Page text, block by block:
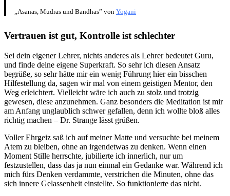
„Asanas, Mudras und Bandhas” von Yogani
Vertrauen ist gut, Kontrolle ist schlechter
Sei dein eigener Lehrer, nichts anderes als Lehrer bedeutet Guru,
und finde deine eigene Superkraft. So sehr ich diesen Ansatz
begrüße, so sehr hätte mir ein wenig Führung hier ein bisschen
Hilfestellung da, sagen wir mal von einem geistigen Mentor, den
Weg erleichtert. Vielleicht wäre ich auch zu stolz und trotzig
gewesen, diese anzunehmen. Ganz besonders die Meditation ist mir
am Anfang unglaublich schwer gefallen, denn ich wollte bloß alles
richtig machen – Dr. Strange lässt grüßen.
Voller Ehrgeiz saß ich auf meiner Matte und versuchte bei meinem
Atem zu bleiben, ohne an irgendetwas zu denken. Wenn einen
Moment Stille herrschte, jubilierte ich innerlich, nur um
festzustellen, dass das ja nun einmal ein Gedanke war. Während ich
mich fürs Denken verdammte, verstrichen die Minuten, ohne das
sich innere Gelassenheit einstellte. So funktionierte das nicht.